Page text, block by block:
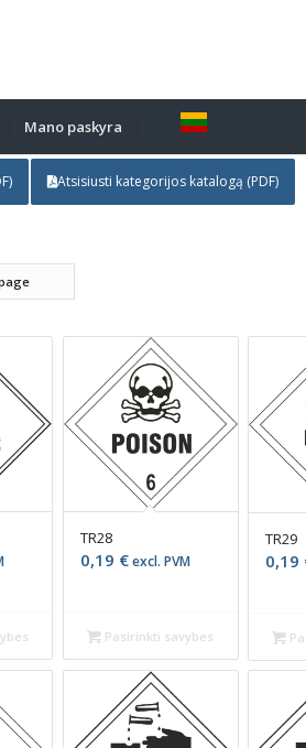
Mano paskyra
Atsisiusti kategorijos katalogą (PDF)
TR28
0,19 €excl. PVM
Pasirinkti savybes
TR29
0,19